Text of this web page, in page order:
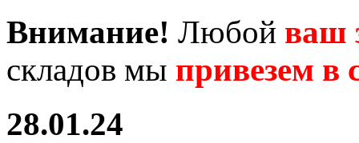
Внимание! Любой ваш
складов мы привезем в
28.01.24